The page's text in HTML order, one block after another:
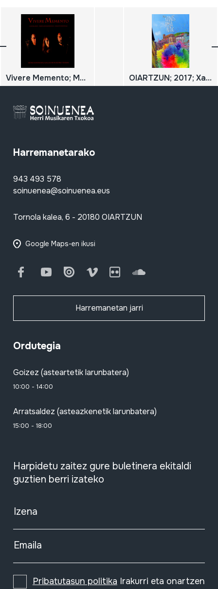
Vivere Memento; Música antigua a la luz de nuestro tiempo OIARTZUN; 2017; Xanistebanak; [urtekaria]
Harremanetarako
943 493 578
soinuenea@soinuenea.eus
Tornola kalea, 6 - 20180 OIARTZUN
Google Maps-en ikusi
FacebookYoutube Issuu Vimeo Flickr SoundCloud
Harremanetan jarri
Ordutegia
Goizez (asteartetik larunbatera)
10:00 - 14:00
Arratsaldez (asteazkenetik larunbatera)
15:00 - 18:00
Harpidetu zaitez gure buletinera ekitaldi
guztien berri izateko
Izena
Emaila
Pribatutasun politika Irakurri eta onartzen